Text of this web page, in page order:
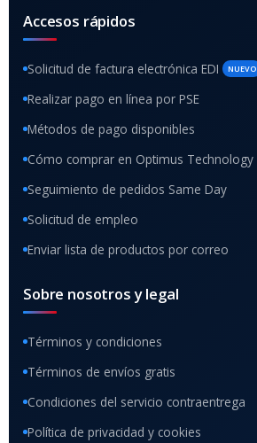
Accesos rápidos
Solicitud de factura electrónica EDI NUEVO
Realizar pago en línea por PSE
Métodos de pago disponibles
Cómo comprar en Optimus Technology
Seguimiento de pedidos Same Day
Solicitud de empleo
Enviar lista de productos por correo
Sobre nosotros y legal
Términos y condiciones
Términos de envíos gratis
Condiciones del servicio contraentrega
Política de privacidad y cookies